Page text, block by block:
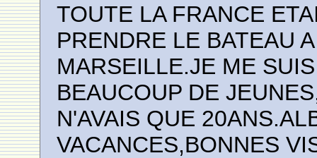
TOUTE LA FRANCE
PRENDRE LE BATEAU
MARSEILLE.JE ME
BEAUCOUP DE
N'AVAIS QUE
VACANCES,BONNES